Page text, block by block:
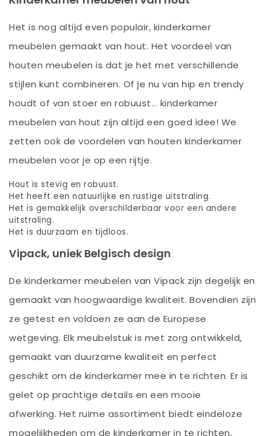
Het is nog altijd even populair, kinderkamer
meubelen gemaakt van hout. Het voordeel van
houten meubelen is dat je het met verschillende
stijlen kunt combineren. Of je nu van hip en trendy
houdt of van stoer en robuust... kinderkamer
meubelen van hout zijn altijd een goed idee! We
zetten ook de voordelen van houten kinderkamer
meubelen voor je op een rijtje.
Hout is stevig en robuust.
Het heeft een natuurlijke en rustige uitstraling.
Het is gemakkelijk overschilderbaar voor een andere
uitstraling.
Het is duurzaam en tijdloos.
Vipack, uniek Belgisch design
De kinderkamer meubelen van Vipack zijn degelijk en
gemaakt van hoogwaardige kwaliteit. Bovendien zijn
ze getest en voldoen ze aan de Europese
wetgeving. Elk meubelstuk is met zorg ontwikkeld,
gemaakt van duurzame kwaliteit en perfect
geschikt om de kinderkamer mee in te richten. Er is
gelet op prachtige details en een mooie
afwerking. Het ruime assortiment biedt eindeloze
mogelijkheden om de kinderkamer in te richten,